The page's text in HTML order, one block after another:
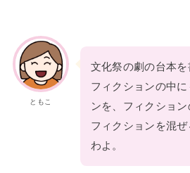
ともこ
文化祭の劇の台本
フィクションの中
ンを、フィクショ
フィクションを混
わよ。